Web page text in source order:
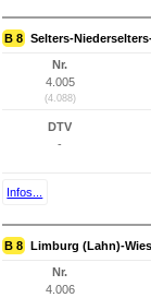
B 8 Selters-
Nr.
4.005
(4.088)
DTV
-
Infos...
B 8 Limburg (Lahn)-
Nr.
4.006